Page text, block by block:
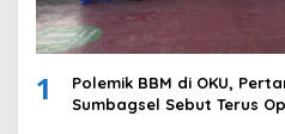
1
Polemik BBM di OKU,
Sumbagsel Sebut Terus